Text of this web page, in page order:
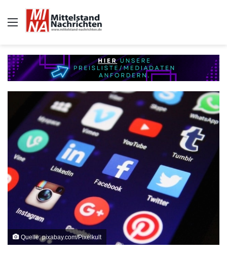
Auswahl
Quelle: pixabay.com/Pixelkult